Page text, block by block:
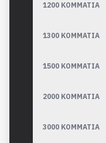
1200 ΚΟΜΜΑΤΙΑ
1300 ΚΟΜΜΑΤΙΑ
1500 ΚΟΜΜΑΤΙΑ
2000 ΚΟΜΜΑΤΙΑ
3000 ΚΟΜΜΑΤΙΑ